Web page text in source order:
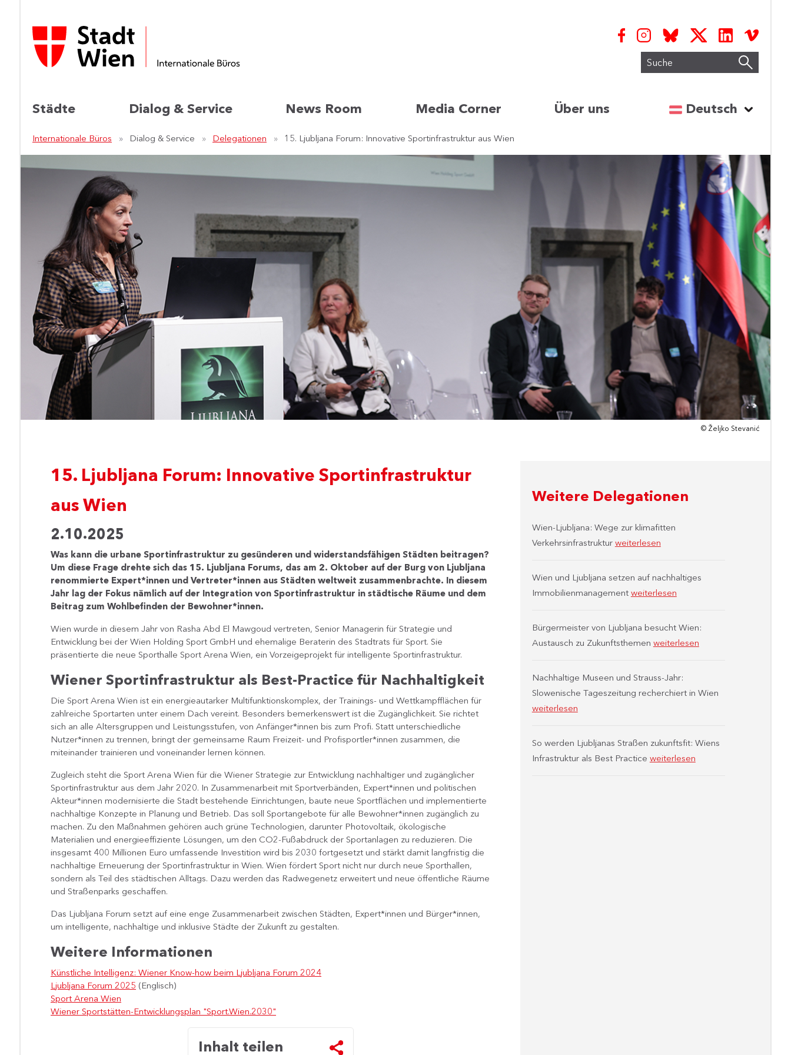
Suche
Städte Dialog & Service News Room Media Corner Über uns Sprache
Deutsch
Internationale Büros Dialog & Service Delegationen 15. Ljubljana Forum: Innovative Sportinfrastruktur aus Wien
© Željko Stevanić
15. Ljubljana Forum: Innovative Sportinfrastruktur
aus Wien
2.10.2025
Was kann die urbane Sportinfrastruktur zu gesünderen und widerstandsfähigen Städten beitragen?
Um diese Frage drehte sich das 15. Ljubljana Forums, das am 2. Oktober auf der Burg von Ljubljana
renommierte Expert*innen und Vertreter*innen aus Städten weltweit zusammenbrachte. In diesem
Jahr lag der Fokus nämlich auf der Integration von Sportinfrastruktur in städtische Räume und dem
Beitrag zum Wohlbefinden der Bewohner*innen.
Wien wurde in diesem Jahr von Rasha Abd El Mawgoud vertreten, Senior Managerin für Strategie und
Entwicklung bei der Wien Holding Sport GmbH und ehemalige Beraterin des Stadtrats für Sport. Sie
präsentierte die neue Sporthalle Sport Arena Wien, ein Vorzeigeprojekt für intelligente Sportinfrastruktur.
Wiener Sportinfrastruktur als Best-Practice für Nachhaltigkeit
Die Sport Arena Wien ist ein energieautarker Multifunktionskomplex, der Trainings- und Wettkampfflächen für
zahlreiche Sportarten unter einem Dach vereint. Besonders bemerkenswert ist die Zugänglichkeit. Sie richtet
sich an alle Altersgruppen und Leistungsstufen, von Anfänger*innen bis zum Profi. Statt unterschiedliche
Nutzer*innen zu trennen, bringt der gemeinsame Raum Freizeit- und Profisportler*innen zusammen, die
miteinander trainieren und voneinander lernen können.
Zugleich steht die Sport Arena Wien für die Wiener Strategie zur Entwicklung nachhaltiger und zugänglicher
Sportinfrastruktur aus dem Jahr 2020. In Zusammenarbeit mit Sportverbänden, Expert*innen und politischen
Akteur*innen modernisierte die Stadt bestehende Einrichtungen, baute neue Sportflächen und implementierte
nachhaltige Konzepte in Planung und Betrieb. Das soll Sportangebote für alle Bewohner*innen zugänglich zu
machen. Zu den Maßnahmen gehören auch grüne Technologien, darunter Photovoltaik, ökologische
Materialien und energieeffiziente Lösungen, um den CO2-Fußabdruck der Sportanlagen zu reduzieren. Die
insgesamt 400 Millionen Euro umfassende Investition wird bis 2030 fortgesetzt und stärkt damit langfristig die
nachhaltige Erneuerung der Sportinfrastruktur in Wien. Wien fördert Sport nicht nur durch neue Sporthallen,
sondern als Teil des städtischen Alltags. Dazu werden das Radwegenetz erweitert und neue öffentliche Räume
und Straßenparks geschaffen.
Das Ljubljana Forum setzt auf eine enge Zusammenarbeit zwischen Städten, Expert*innen und Bürger*innen,
um intelligente, nachhaltige und inklusive Städte der Zukunft zu gestalten.
Weitere Informationen
Künstliche Intelligenz: Wiener Know-how beim Ljubljana Forum 2024
Ljubljana Forum 2025 (Englisch)
Sport Arena Wien
Wiener Sportstätten-Entwicklungsplan "Sport.Wien.2030"
Inhalt teilen
Weitere Delegationen
Wien-Ljubljana: Wege zur klimafitten
Verkehrsinfrastruktur weiterlesen
Wien und Ljubljana setzen auf nachhaltiges
Immobilienmanagement weiterlesen
Bürgermeister von Ljubljana besucht Wien:
Austausch zu Zukunftsthemen weiterlesen
Nachhaltige Museen und Strauss-Jahr:
Slowenische Tageszeitung recherchiert in Wien
weiterlesen
So werden Ljubljanas Straßen zukunftsfit: Wiens
Infrastruktur als Best Practice weiterlesen